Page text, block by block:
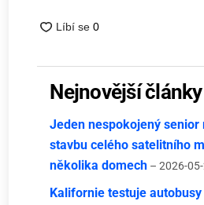
Nejnovější články
Jeden nespokojený
stavbu celého satelitního
několika domech – 2026-05-
Kalifornie testuje